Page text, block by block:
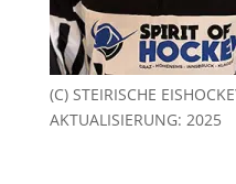
(C) STEIRISCHE
AKTUALISIERUNG: 2025